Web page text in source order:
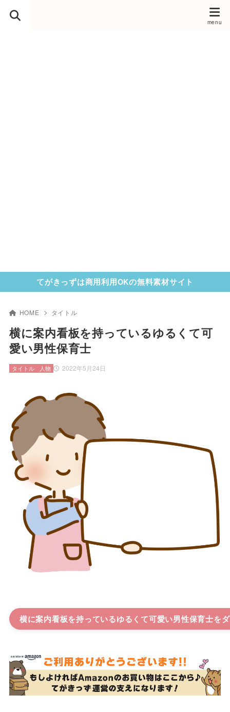
てがきっずは商用利用OKの無料素材サイト
HOME タイトル
横に案内看板を持っているゆるくて可
愛い男性保育士
2022年5月24日
タイトル 人物
横に案内看板を持っているゆるくて可愛い男性保育士